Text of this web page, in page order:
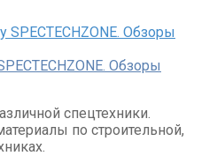
Обзоры
спецтехники.
по строительной,